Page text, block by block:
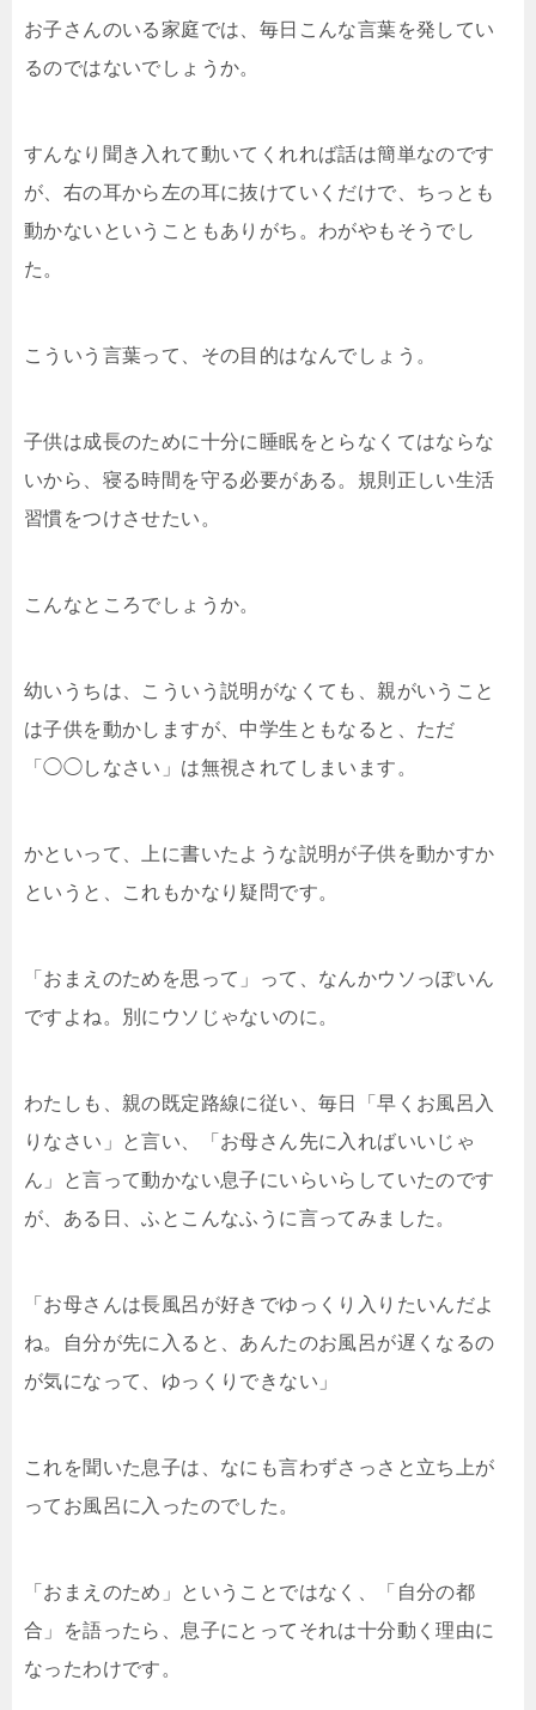
お子さんのいる家庭では、毎日こんな言葉を発してい
るのではないでしょうか。
すんなり聞き入れて動いてくれれば話は簡単なのです
が、右の耳から左の耳に抜けていくだけで、ちっとも
動かないということもありがち。わがやもそうでし
た。
こういう言葉って、その目的はなんでしょう。
子供は成長のために十分に睡眠をとらなくてはならな
いから、寝る時間を守る必要がある。規則正しい生活
習慣をつけさせたい。
こんなところでしょうか。
幼いうちは、こういう説明がなくても、親がいうこと
は子供を動かしますが、中学生ともなると、ただ
「◯◯しなさい」は無視されてしまいます。
かといって、上に書いたような説明が子供を動かすか
というと、これもかなり疑問です。
「おまえのためを思って」って、なんかウソっぽいん
ですよね。別にウソじゃないのに。
わたしも、親の既定路線に従い、毎日「早くお風呂入
りなさい」と言い、「お母さん先に入ればいいじゃ
ん」と言って動かない息子にいらいらしていたのです
が、ある日、ふとこんなふうに言ってみました。
「お母さんは長風呂が好きでゆっくり入りたいんだよ
ね。自分が先に入ると、あんたのお風呂が遅くなるの
が気になって、ゆっくりできない」
これを聞いた息子は、なにも言わずさっさと立ち上が
ってお風呂に入ったのでした。
「おまえのため」ということではなく、「自分の都
合」を語ったら、息子にとってそれは十分動く理由に
なったわけです。